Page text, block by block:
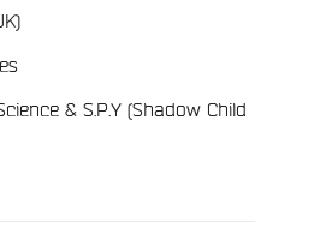
/
/
& S.P.Y (Shadow Child